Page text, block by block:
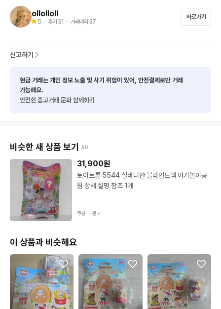
ollolloll
5 ・ 후기 31 ・ 거래내역 37
바로가기
신고하기
현금 거래는 개인 정보 노출 및 사기 위험이 있어, 안전결제로만 거래
가능해요.
안전한 중고거래 문화 함께하기
비슷한 새 상품 보기 AD
31,900원
토이트론 5544 실바니안 블라인드백 아기놀이공
원 상세 설명 참조 1개
쿠팡 ・ 광고
이 상품과 비슷해요